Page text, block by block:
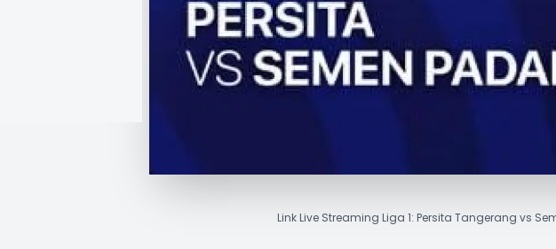
Link Live Streaming Liga 1: Persita Tangerang vs